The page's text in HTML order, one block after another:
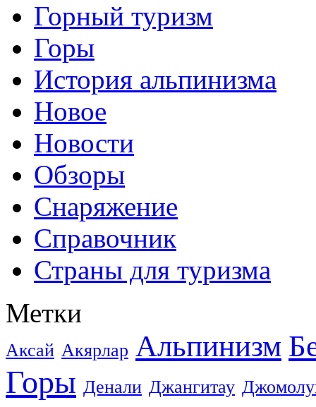
Горный туризм
Горы
История альпинизма
Новое
Новости
Обзоры
Снаряжение
Справочник
Страны для туризма
Метки
Аксай Акярлар Альпинизм
Горы Денали Джангитау